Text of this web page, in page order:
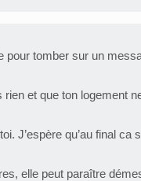
pour tomber sur un
rien et que ton logement
J’espère qu’au final ca
elle peut paraître